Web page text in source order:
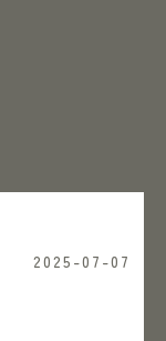
抜け（白斑等）、
記のような異常が
2025-07-07